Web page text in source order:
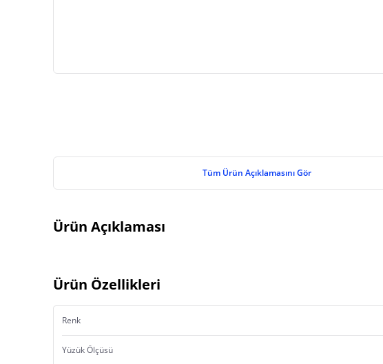
Tüm Ürün Açıklamasını Gör
Ürün Açıklaması
Ürün Özellikleri
Renk
Yüzük Ölçüsü